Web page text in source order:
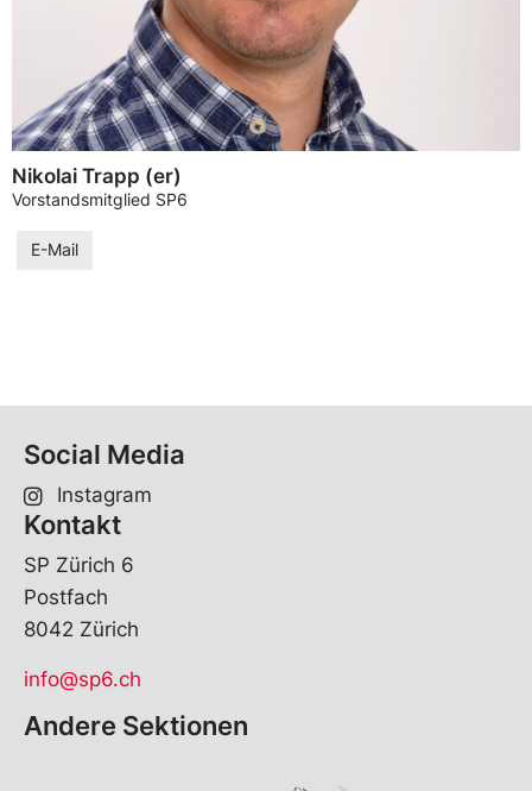
Nikolai Trapp (er)
Vorstandsmitglied SP6
E-Mail
Social Media
Instagram
Kontakt
SP Zürich 6
Postfach
8042 Zürich
info@sp6.ch
Andere Sektionen